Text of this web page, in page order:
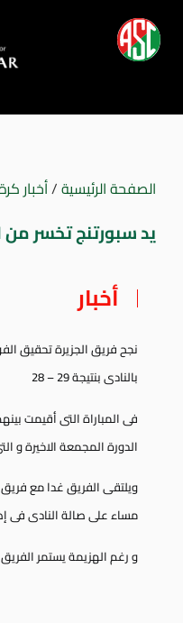
الصفحة الرئيسية/أخبار
يد سبورتنج تخسر
أخبار
نجح فريق الجزيرة تحقيق
بالنادى بنتيجة 29 – 28
الدورة المجمعة الاخيرة و
ويلتقى الفريق غدا مع
مساء على صالة النادى فى
و رغم الهزيمة يستمر